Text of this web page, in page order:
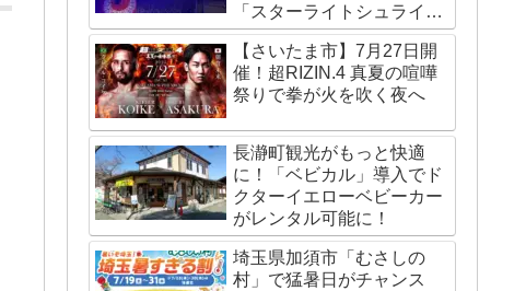
「スターライトシュライ
ン」が国内外で話題
【さいたま市】7月27日開
催！超RIZIN.4 真夏の喧嘩
祭りで拳が火を吹く夜へ
長瀞町観光がもっと快適
に！「ベビカル」導入でド
クターイエローベビーカー
がレンタル可能に！
埼玉県加須市「むさしの
村」で猛暑日がチャンス